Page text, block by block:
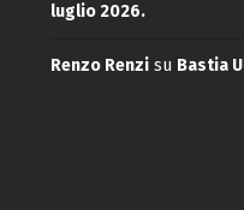
luglio 2026.
Renzo Renzisu Bastia